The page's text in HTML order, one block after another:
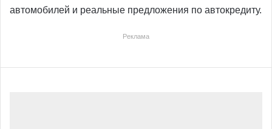
автомобилей и реальные предложения по автокредиту.
Реклама